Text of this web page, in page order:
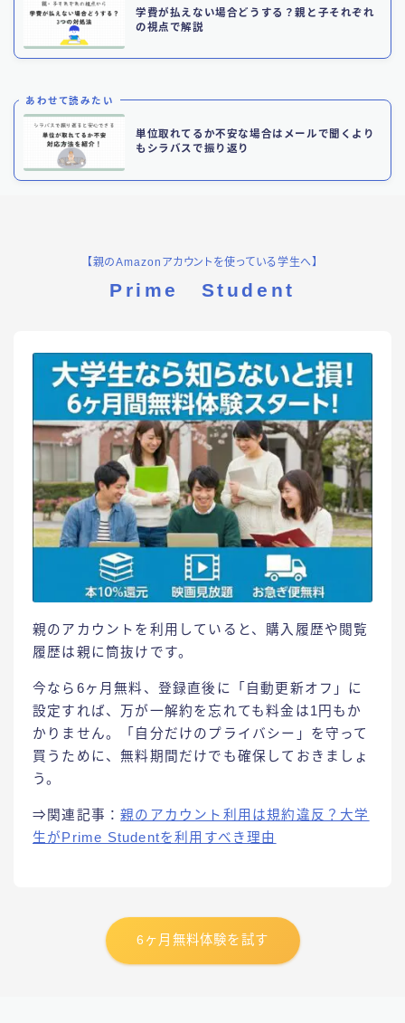
学費が払えない場合どうする？親と子それぞれ
の視点で解説
あわせて読みたい
単位取れてるか不安な場合はメールで聞くより
もシラバスで振り返り
【親のAmazonアカウントを使っている学生へ】
Prime Student
​親のアカウントを利用していると、購入履歴や閲覧
履歴は親に筒抜けです。​
今なら6ヶ月無料、登録直後に「自動更新オフ」に
設定すれば、万が一解約を忘れても料金は1円もか
かりません。「自分だけのプライバシー」を守って
買うために、無料期間だけでも確保しておきましょ
う。
⇒関連記事：親のアカウント利用は規約違反？大学
生がPrime Studentを利用すべき理由
6ヶ月無料体験を試す